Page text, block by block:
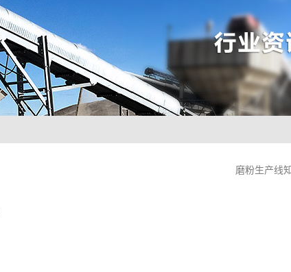
磨粉生产线